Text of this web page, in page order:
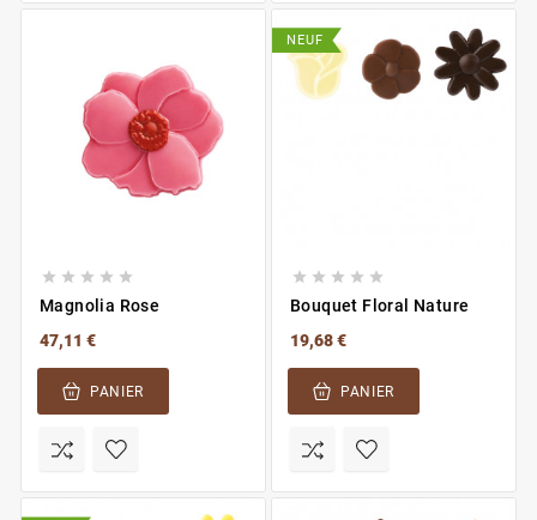
    
Magnolia Rose
47,11 €
PANIER
NEUF
    
Bouquet Floral Nature
19,68 €
PANIER